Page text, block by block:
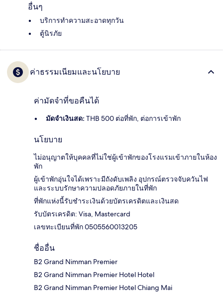
อื่นๆ
บริการทำความสะอาดทุกวัน
ตู้นิรภัย
ค่าธรรมเนียมและนโยบาย
ค่ามัดจำที่ขอคืนได้
มัดจำเงินสด: THB 500 ต่อที่พัก, ต่อการเข้าพัก
นโยบาย
ไม่อนุญาตให้บุคคลที่ไม่ใช่ผู้เข้าพักของโรงแรมเข้าภายในห้อง
พัก
ผู้เข้าพักอุ่นใจได้เพราะมีถังดับเพลิง อุปกรณ์ตรวจจับควันไฟ
และระบบรักษาความปลอดภัยภายในที่พัก
ที่พักแห่งนี้รับชำระเงินด้วยบัตรเครดิตและเงินสด
รับบัตรเครดิต: Visa, Mastercard
เลขทะเบียนที่พัก 0505560013205
ชื่ออื่น
B2 Grand Nimman Premier
B2 Grand Nimman Premier Hotel Hotel
B2 Grand Nimman Premier Hotel Chiang Mai